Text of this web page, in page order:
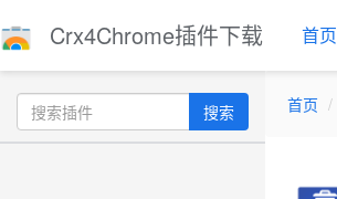
Crx4Chrome插件下载 首页
搜索 首页